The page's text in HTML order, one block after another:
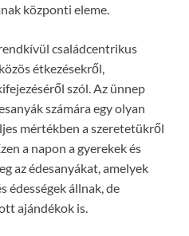
központi eleme.
családcentrikus
étkezésekről,
szól. Az ünnep
számára egy olyan
mértékben a szeretetükről
a napon a gyerekek és
az édesanyákat, amelyek
édességek állnak, de
ajándékok is.